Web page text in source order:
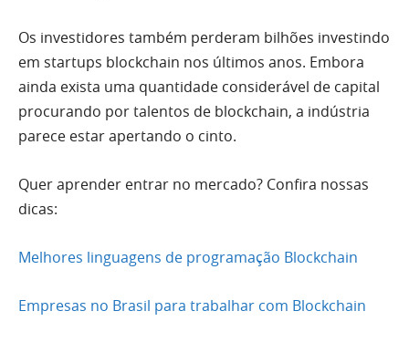
Os investidores também perderam bilhões investindo
em startups blockchain nos últimos anos. Embora
ainda exista uma quantidade considerável de capital
procurando por talentos de blockchain, a indústria
parece estar apertando o cinto.
Quer aprender entrar no mercado? Confira nossas
dicas:
Melhores linguagens de programação Blockchain
Empresas no Brasil para trabalhar com Blockchain